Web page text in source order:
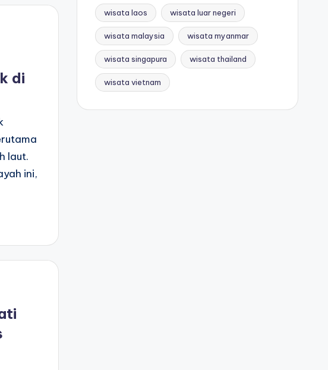
di
laut.
ini,
wisata laos wisata luar negeri
wisata malaysia wisata myanmar
wisata singapura wisata thailand
wisata vietnam